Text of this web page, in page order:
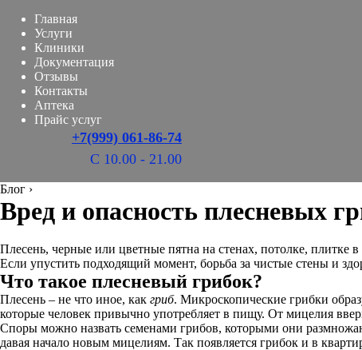
Главная
Услуги
Клиники
Документация
Отзывы
Контакты
Аптека
Прайс услуг
+7(999) 061-86-74
С 10.00 - 21.00
Блог ›
Вред и опасность плесневых
Плесень, черные или цветные пятна на стенах, потолке, плитке
Если упустить подходящий момент, борьба за чистые стены и
Что такое плесневый грибок?
Плесень – не что иное, как гриб. Микроскопические грибки
которые человек привычно употребляет в пищу. От мицелия
Споры можно назвать семенами грибов, которыми они
давая начало новым мицелиям. Так появляется грибок и в